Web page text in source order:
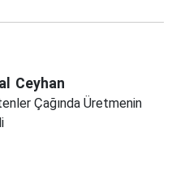
Ceyhan
Çağında Üretmenin